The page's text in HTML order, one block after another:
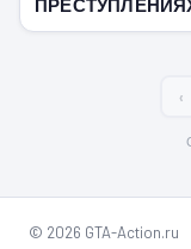
‹
© 2026 GTA-Action.ru